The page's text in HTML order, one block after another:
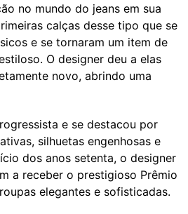
no mundo do jeans em sua
calças desse tipo que se
e se tornaram um item de
O designer deu a elas
novo, abrindo uma
e se destacou por
silhuetas engenhosas e
dos anos setenta, o designer
a receber o prestigioso Prêmio
elegantes e sofisticadas.